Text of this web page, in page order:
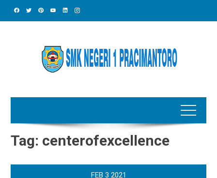
Tag: centerofexcellence
FEB 3 2021